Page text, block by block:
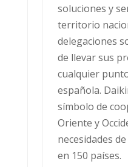
soluciones y
territorio
delegaciones
de llevar sus
cualquier
española.
símbolo de
Oriente y
necesidades
en 150 países.